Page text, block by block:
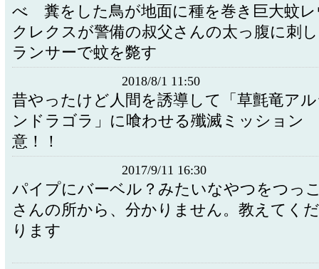
べ 糞をした鳥が地面に種を巻き巨大蚊
クレクスが警備の叔父さんの太っ腹に刺
ランサーで蚊を斃す
2018/8/1 11:50
昔やったけど人間を誘導して「草氈竜ア
ンドラゴラ」に喰わせる殲滅ミッション
意！！
2017/9/11 16:30
パイプにバーベル？みたいなやつをつっ
さんの所から、分かりません。教えてく
ります